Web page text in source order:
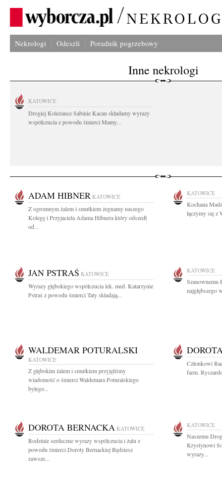
Nekrologi Odeszli Poradnik pogrzebowy
Inne nekrologi
KATOWICE
Drogiej Koleżance Sabinie Kacan składamy wyrazy
współczucia z powodu śmierci Mamy...
ADAM HIBNER KATOWICE
Z ogromnym żalem i smutkiem żegnamy naszego
Kolegę i Przyjaciela Adama Hibnera który odszedł
od...
KATOWICE
Kochana
łączymy się z
JAN PSTRAŚ KATOWICE
Wyrazy głębokiego współczucia lek. med. Katarzynie
Pstraś z powodu śmierci Taty składają...
KATOWICE
Szanownemu
najgłębszego
WALDEMAR POTURALSKI
KATOWICE
Z głębokim żalem i smutkiem przyjęliśmy
wiadomość o śmierci Waldemara Poturalskiego
byłego...
Członkowi
farm.
DOROTA BERNACKA KATOWICE
Rodzinie serdeczne wyrazy współczucia i żalu z
powodu śmierci Doroty Bernackiej Będziesz
zawsze...
KATOWICE
Naszemu
Krystynowi
wyrazy...